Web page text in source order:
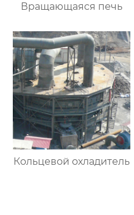
Вращающаяся печь
Кольцевой охладитель